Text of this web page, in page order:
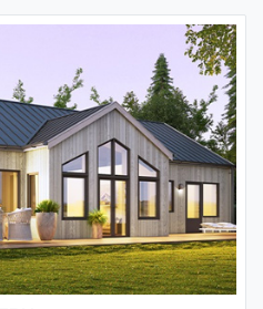
traditionella foder runt
vid hushörnen. Du kan
efter din husdröm till
takbeläggningar och